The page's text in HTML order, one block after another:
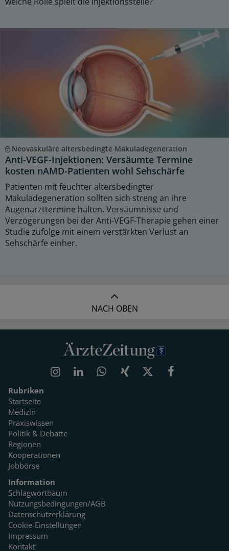
Neovaskuläre altersbedingte Makuladegeneration
Anti-VEGF-Injektionen: Versäumte Termine
kosten nAMD-Patienten wohl Sehschärfe
Patienten mit feuchter altersbedingter
Makuladegeneration sollten sich streng an ihre
Augenarzttermine halten. Versäumnisse und
Verzögerungen bei der Anti-VEGF-Therapie gehen einer
Studie zufolge mit einem verstärkten Verlust an
Sehschärfe einher.
NACH OBEN
Rubriken
Startseite
Medizin
Praxiswissen
Politik & Debatte
Regionen
Kooperationen
Jobbörse
Information
Schlagwortbaum
Nutzungsbedingungen/AGB
Datenschutzerklärung
Cookie-Einstellungen
Impressum
Kontakt